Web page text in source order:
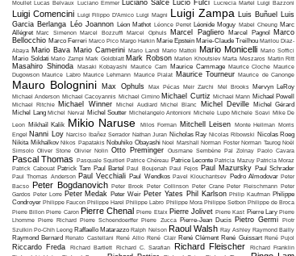
Moullet Lucas Belvaux Luciano Emmer Luciano Salce Lucio Fulci Lucrecia Martel Luigi Bazzoni
Luigi Comencini Luigi Filippo D'Amico Luigi Magni Luigi Zampa Luis Buñuel
Luis
Garcia Berlanga Léo Joannon Léon Mathot Léonce Perret Léonide Moguy Mabel Cheung Marc
Allégret Marc Simenon Marcel Bozzuffi Marcel Ophuls Marcel Pagliero Marcel Pagnol
Marco
Bellocchio Marco Ferreri Marco Pico Margo Harkin Marie Epstein Marie-Claude Treilhou Marilou Diaz-
Abaya Mario Bava Mario Camerini Mario Landi Mario Mattoli Mario Monicelli Mario Soffici
Mario Soldati Mario Zampi Mark Goldblatt Mark Robson Marlen Khoutsiev Marta Meszaros Martin Ritt
Masahiro Shinoda Masaki Kobayashi Maurice Cam Maurice Cammage Maurice Cloche Maurice
Dugowson Maurice Labro Maurice Lehmann Maurice Pialat Maurice Tourneur Maurice de Canonge
Mauro Bolognini Max Ophuls Max Pécas Meir Zarchi Mel Brooks Mervyn LeRoy
Michael Anderson Michael Cacoyannis Michael Cimino Michael Curtiz Michael Mann Michael Powell
Michael Ritchie Michael Winner Michel Audiard Michel Blanc Michel Deville
Michel Gérard
Michel Lang Michel Nerval Michel Soutter Michelangelo Antonioni Michele Lupo Michele Soavi Mike De
Leon Mikhaïl Kalik Mikio Naruse Milos Forman Mitchell Leisen Monte Hellman Morris
Engel Nanni Loy Narciso Ibañez Serrador Nathan Juran Nicholas Ray Nicolas Ribowski Nicolas Roeg
Nikita Mikhalkov Nikos Papatakis Nobuhiko Obayashi Noel Marshall Norman Foster Norman Taurog Noël
Simsolo Oliver Stone Olivier Nolin Otto Preminger Ousmane Sembène Pal Zolnay Paolo Cavara
Pascal Thomas Pasquale Squitieri Patrice Chéreau Patrice Leconte Patricia Mazuy Patricia Moraz
Patrick Cabouat Patrick Tam Paul Bartel Paul Boujenah Paul Fejos Paul Mazursky Paul Schrader
Paul Thomas Anderson Paul Vecchiali Paul Wendkos Pavel Klouchantsev Pedro Almodovar Peter
Bacso Peter Bogdanovich Peter Brook Peter Collinson Peter Crane Peter Fleischmann Peter
Gardos Peter Lorre Peter Medak Peter Weir Peter Yates Phil Karlson Philip Kaufman Philippe
Condroyer Philippe Faucon Philippe Harel Philippe Labro Philippe Mora Philippe Setbon Philippe de Broca
Pierre Billon Pierre Caron Pierre Chenal Pierre Etaix Pierre Jolivet Pierre Kast Pierre Lary Pierre
Lhomme Pierre Richard Pierre Schoendoerffer Pierre Zucca Pierre-Jean Ducis Pietro Germi Piotr
Szulkin Po-Chih Leong Raffaello Matarazzo Ralph Nelson Raoul Walsh Ray Ashley Raymond Bailly
Raymond Bernard Renato Castellani René Allio René Clair René Clément René Guissart René Pujol
Riccardo Freda Richard Bartlett Richard C. Sarafian Richard Fleischer
Richard Franklin